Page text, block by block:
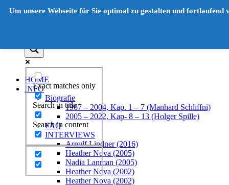
Unter
Exact matches only
Search in title
Search in content
HOME
INFO
Biografie
1967 – 2004, Kap. 1 – 7 (Manhard Schliffni)
2005 – 2022, Kap- 8 – 13 (Holger Spille)
FAQ
INTERVIEWS
Arnulf Lindner (2016)
Heather Nova (2005)
Nadia Lanman (2005)
Heather Nova (2002)
Heather Nova (2002)
Um unsere Webseite für Sie optimal zu gestalten und